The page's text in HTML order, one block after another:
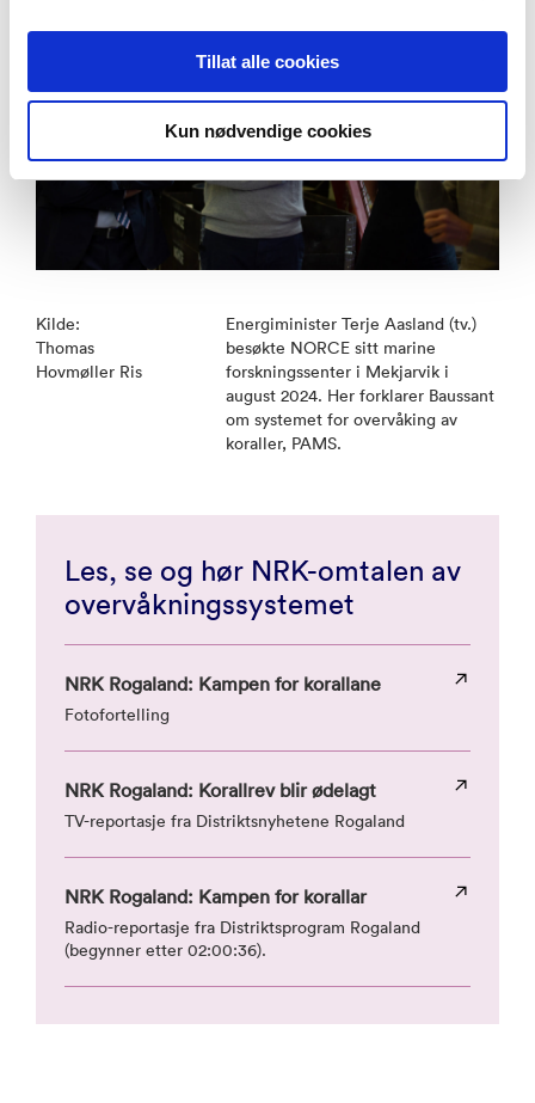
Tillat alle cookies
Kun nødvendige cookies
Kilde:
Thomas
Hovmøller Ris
Energiminister Terje Aasland (tv.)
besøkte NORCE sitt marine
forskningssenter i Mekjarvik i
august 2024. Her forklarer Baussant
om systemet for overvåking av
koraller, PAMS.
Les, se og hør NRK-omtalen av
overvåkningssystemet
NRK Rogaland: Kampen for korallane
Fotofortelling
NRK Rogaland: Korallrev blir ødelagt
TV-reportasje fra Distriktsnyhetene Rogaland
NRK Rogaland: Kampen for korallar
Radio-reportasje fra Distriktsprogram Rogaland
(begynner etter 02:00:36).